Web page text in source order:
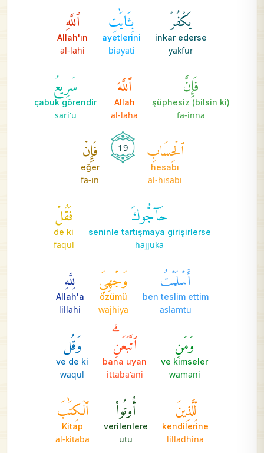
يَكۡفُرۡ
inkar ederse
yakfur
بِـَٔايَٰتِ
ayetlerini
biayati
ٱللَّهِ
Allah'ın
al-lahi
فَإِنَّ
(bilsin ki) şüphesiz
fa-inna
ٱللَّهَ
Allah
al-laha
سَرِيعُ
çabuk görendir
sari'u
ٱلۡحِسَابِ
hesabı
al-hisabi
19 فَإِنۡ
eğer
fa-in
حَآجُّوكَ
seninle tartışmaya girişirlerse
hajjuka
فَقُلۡ
de ki
faqul
أَسۡلَمۡتُ
ben teslim ettim
aslamtu
وَجۡهِيَ
özümü
wajhiya
لِلَّهِ
Allah'a
lillahi
وَمَنِ
ve kimseler
wamani
ٱتَّبَعَنِۗ
bana uyan
ittaba'ani
وَقُل
ve de ki
waqul
لِّلَّذِينَ
kendilerine
lilladhina
أُوتُواْ
verilenlere
utu
ٱلۡكِتَٰبَ
Kitap
al-kitaba